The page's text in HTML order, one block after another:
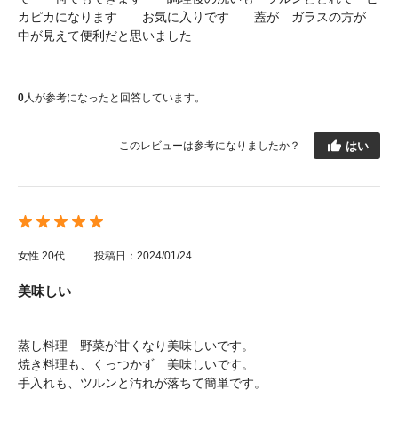
カピカになります お気に入りです 蓋が ガラスの方が
中が見えて便利だと思いました
0人が参考になったと回答しています。
このレビューは参考になりましたか？ はい
女性 20代 投稿日：2024/01/24
美味しい
蒸し料理 野菜が甘くなり美味しいです。
焼き料理も、くっつかず 美味しいです。
手入れも、ツルンと汚れが落ちて簡単です。